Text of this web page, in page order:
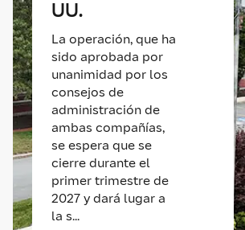
UU.
La operación, que ha
sido aprobada por
unanimidad por los
consejos de
administración de
ambas compañías,
se espera que se
cierre durante el
primer trimestre de
2027 y dará lugar a
la s...